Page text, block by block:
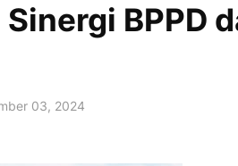
BPPD
03, 2024